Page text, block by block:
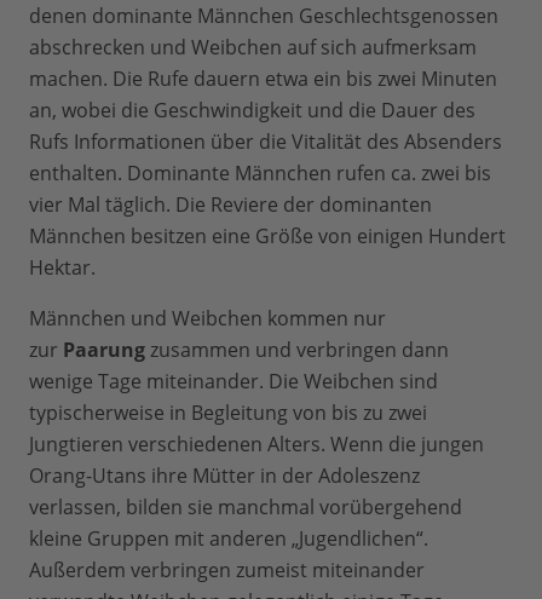
denen dominante Männchen Geschlechtsgenossen
abschrecken und Weibchen auf sich aufmerksam
machen. Die Rufe dauern etwa ein bis zwei Minuten
an, wobei die Geschwindigkeit und die Dauer des
Rufs Informationen über die Vitalität des Absenders
enthalten. Dominante Männchen rufen ca. zwei bis
vier Mal täglich. Die Reviere der dominanten
Männchen besitzen eine Größe von einigen Hundert
Hektar.
Männchen und Weibchen kommen nur
zur Paarungzusammen und verbringen dann
wenige Tage miteinander. Die Weibchen sind
typischerweise in Begleitung von bis zu zwei
Jungtieren verschiedenen Alters. Wenn die jungen
Orang-Utans ihre Mütter in der Adoleszenz
verlassen, bilden sie manchmal vorübergehend
kleine Gruppen mit anderen „Jugendlichen“.
Außerdem verbringen zumeist miteinander